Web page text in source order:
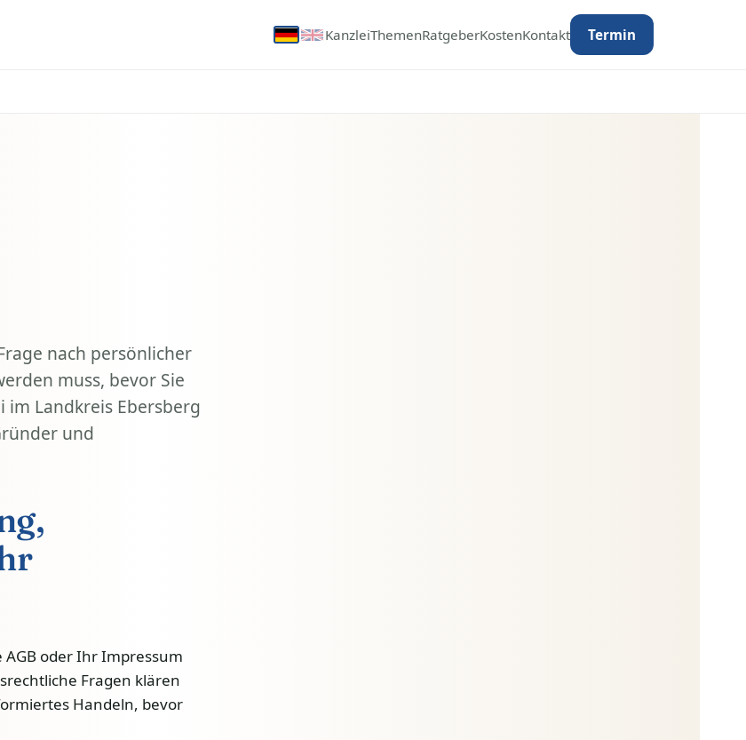
KanzleiThemenRatgeberKostenKontakt Termin
nach persönlicher
muss, bevor Sie
Landkreis Ebersberg
und
oder Ihr Impressum
Fragen klären
Handeln, bevor